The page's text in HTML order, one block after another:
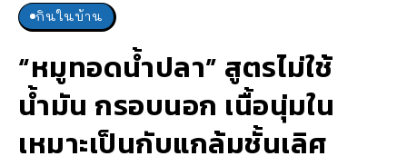
กินในบ้าน
“หมูทอดน้ำปลา” สูตรไม่ใช้
น้ำมัน กรอบนอก เนื้อนุ่มใน
เหมาะเป็นกับแกล้มชั้นเลิศ